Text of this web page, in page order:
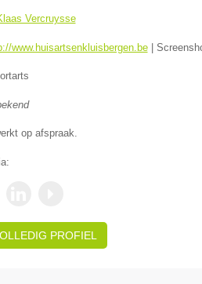
Vercruysse
www.huisartsenkluisbergen.be|
op afspraak.
PROFIEL